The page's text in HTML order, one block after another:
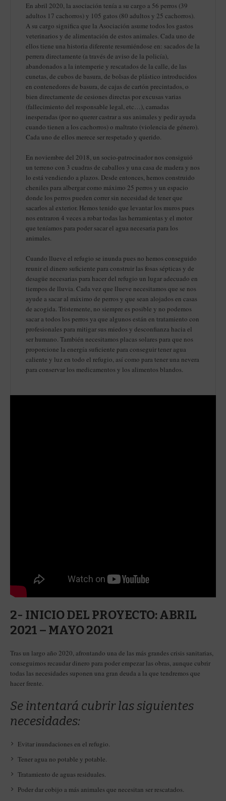
En abril 2020, la asociación tenía a su cargo a 56 perros (39
adultos 17 cachorros) y 105 gatos (80 adultos y 25 cachorros).
A su cargo significa que la Asociación asume todos los gastos
veterinarios y de alimentación de estos animales. Cada uno de
ellos tiene una historia diferente resumiéndose en: sacados de la
perrera directamente (a través de aviso de la policía),
abandonados a la intemperie y rescatados de la calle, de las
cunetas, de cubos de basura, de bolsas de plástico introducidos
en contenedores de basura, de cajas de cartón precintados, o
bien directamente de cesiones directas por excusas varias
(fallecimiento del responsable legal, etc…), camadas
inesperadas (por no querer castrar a sus animales y pedir ayuda
cuando tienen a los cachorros) o maltrato (violencia de género).
Cada uno de ellos merece ser respetado y querido.
En noviembre del 2018, un socio-patrocinador nos consiguió
un terreno con 3 cuadras de caballos y una casa de madera y nos
lo está vendiendo a plazos. Desde entonces, hemos construido
cheniles para albergar como máximo 25 perros y un espacio
donde los perros pueden correr sin necesidad de tener que
sacarlos al exterior. Hemos tenido que levantar los muros pues
nos entraron 4 veces a robar todas las herramientas y el motor
que teníamos para poder sacar el agua necesaria para los
animales.
Cuando llueve el refugio se inunda pues no hemos conseguido
reunir el dinero suficiente para construir las fosas sépticas y de
desagüe necesarias para hacer del refugio un lugar adecuado en
tiempos de lluvia. Cada vez que llueve necesitamos que se nos
ayude a sacar al máximo de perros y que sean alojados en casas
de acogida. Tristemente, no siempre es posible y no podemos
sacar a todos los perros ya que algunos están en tratamiento con
profesionales para mitigar sus miedos y desconfianza hacia el
ser humano. También necesitamos placas solares para que nos
proporcione la energía suficiente para conseguir tener agua
caliente y luz en todo el refugio, así como para tener una nevera
para conservar los medicamentos y los alimentos blandos.
2- INICIO DEL PROYECTO: ABRIL
2021 – MAYO 2021
Tras un largo año 2020, afrontando una de las más grandes crisis sanitarias,
conseguimos recaudar dinero para poder empezar las obras, aunque cubrir
todas las necesidades suponen una gran deuda a la que tendremos que
hacer frente.
Se intentará cubrir las siguientes
necesidades:
Evitar inundaciones en el refugio.
Tener agua no potable y potable.
Tratamiento de aguas residuales.
Poder dar cobijo a más animales que necesitan ser rescatados.